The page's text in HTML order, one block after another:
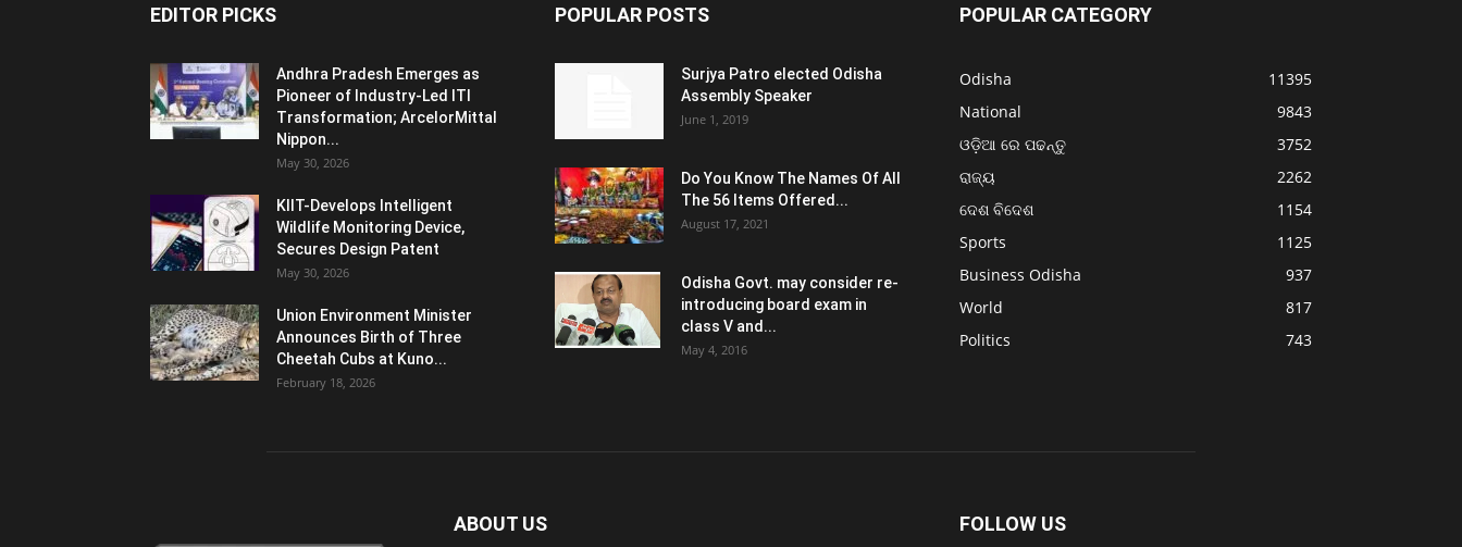
EDITOR PICKS
Andhra Pradesh Emerges as
Pioneer of Industry-Led ITI
Transformation; ArcelorMittal
Nippon...
May 30, 2026
KIIT-Develops Intelligent
Wildlife Monitoring Device,
Secures Design Patent
May 30, 2026
Union Environment Minister
Announces Birth of Three
Cheetah Cubs at Kuno...
February 18, 2026
POPULAR POSTS
Surjya Patro elected Odisha
Assembly Speaker
June 1, 2019
Do You Know The Names Of All
The 56 Items Offered...
August 17, 2021
Odisha Govt. may consider re-
introducing board exam in
class V and...
May 4, 2016
POPULAR CATEGORY
Odisha
11395
National
9843
ଓଡ଼ିଆ ରେ ପଢନ୍ତୁ
3752
ରାଜ୍ୟ
2262
ଦେଶ ବିଦେଶ
1154
Sports
1125
Business Odisha
937
World
817
Politics
743
ABOUT US FOLLOW US